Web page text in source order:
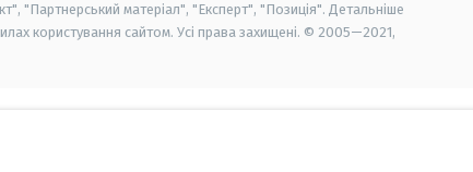
"Партнерський матеріал", "Експерт", "Позиція". Детальніше
користування сайтом. Усі права захищені. © 2005—2021,